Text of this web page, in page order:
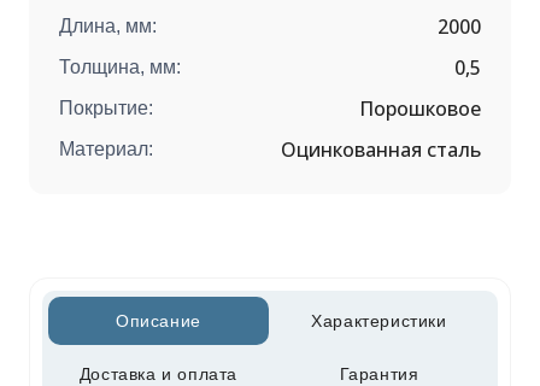
Длина, мм: 2000
Толщина, мм: 0,5
Покрытие: Порошковое
Материал: Оцинкованная сталь
Описание Характеристики
Доставка и оплата Гарантия